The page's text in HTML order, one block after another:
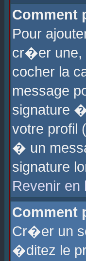
Comment
Pour
cr�er une,
cocher la
message
signature
votre profil
� un
signature
Revenir en
Comment
Cr�er un
�ditez le